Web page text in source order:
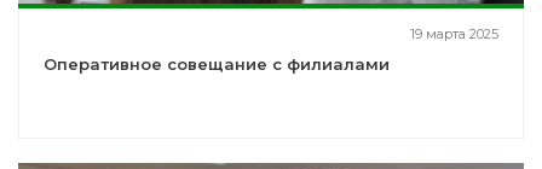
19 марта 2025
Оперативное совещание с филиалами